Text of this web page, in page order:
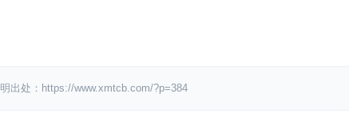
出处：https://www.xmtcb.com/?p=384